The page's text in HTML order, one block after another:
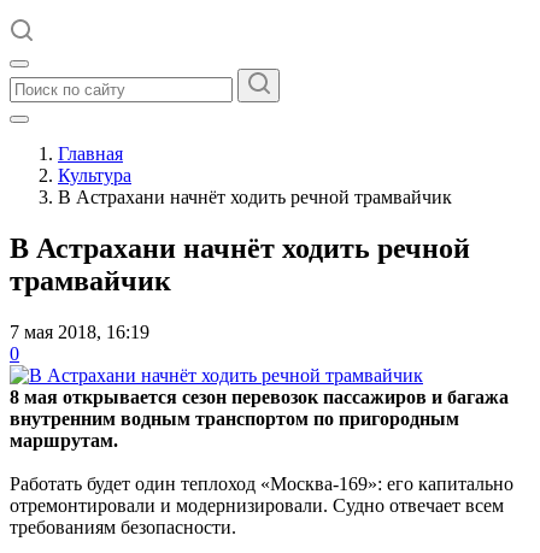
Главная
Культура
В Астрахани начнёт ходить речной трамвайчик
В Астрахани начнёт ходить речной
трамвайчик
7 мая 2018, 16:19
0
8 мая открывается сезон перевозок пассажиров и багажа
внутренним водным транспортом по пригородным
маршрутам.
Работать будет один теплоход «Москва-169»: его капитально
отремонтировали и модернизировали. Судно отвечает всем
требованиям безопасности.